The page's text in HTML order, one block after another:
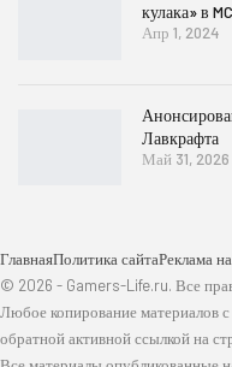
кулака» в
Апр 1, 2024
Лавкрафта
Май 31, 2026
ГлавнаяПолитика сайтаРеклама
© 2026 - Gamers-Life.ru. Все
Любое копирование материалов
обратной активной ссылкой на